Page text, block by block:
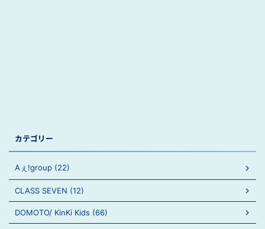
カテゴリー
Aぇ!group (22)
CLASS SEVEN (12)
DOMOTO/ KinKi Kids (66)